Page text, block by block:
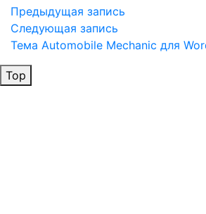
Навигация
по
записям
Предыдущая
запись
Предыдущая запись
Следующая
запись
Следующая запись
Тема Automobile Mechanic для
Top